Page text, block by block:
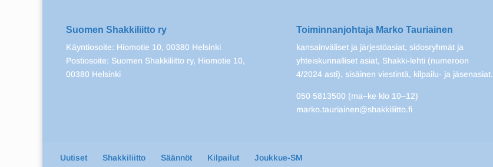
Suomen Shakkiliitto ry
Käyntiosoite: Hiomotie 10, 00380 Helsinki
Postiosoite: Suomen Shakkiliitto ry, Hiomotie 10,
00380 Helsinki
Toiminnanjohtaja Marko Tauriainen
kansainväliset ja järjestöasiat, sidosryhmät ja
yhteiskunnalliset asiat, Shakki-lehti (numeroon
4/2024 asti), sisäinen viestintä, kilpailu- ja jäsenasiat.
050 5813500 (ma–ke klo 10–12)
marko.tauriainen@shakkiliitto.fi
Uutiset Shakkiliitto Säännöt Kilpailut Joukkue-SM